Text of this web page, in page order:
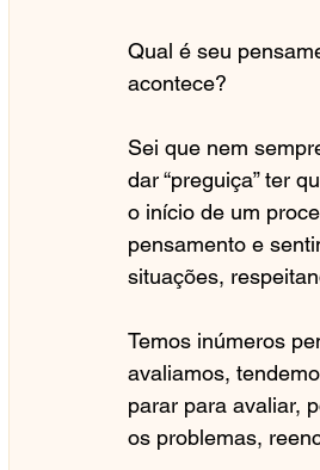
Qual é seu
acontece?
Sei que nem
dar “preguiça” ter
o início de um
pensamento e
situações,
Temos inúmeros
avaliamos,
parar para avaliar,
os problemas,